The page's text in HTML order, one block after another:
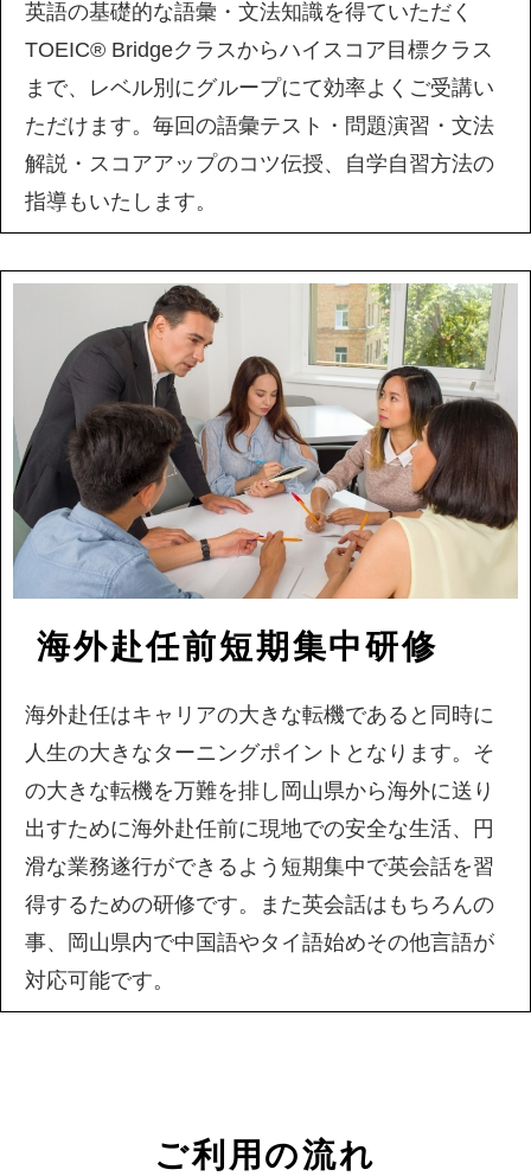
英語の基礎的な語彙・文法知識を得ていただく
TOEIC® Bridgeクラスからハイスコア目標クラス
まで、レベル別にグループにて効率よくご受講い
ただけます。毎回の語彙テスト・問題演習・文法
解説・スコアアップのコツ伝授、自学自習方法の
指導もいたします。
海外赴任前短期集中研修
海外赴任はキャリアの大きな転機であると同時に
人生の大きなターニングポイントとなります。そ
の大きな転機を万難を排し岡山県から海外に送り
出すために海外赴任前に現地での安全な生活、円
滑な業務遂行ができるよう短期集中で英会話を習
得するための研修です。また英会話はもちろんの
事、岡山県内で中国語やタイ語始めその他言語が
対応可能です。
ご利用の流れ